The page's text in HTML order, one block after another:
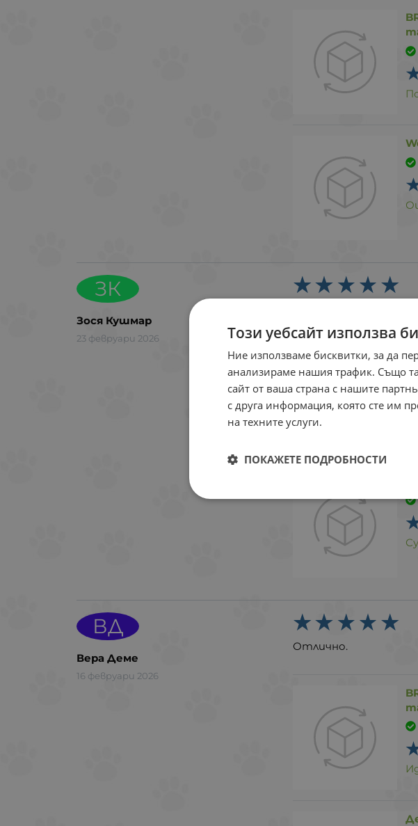
ЗК
Зося Кушмар
23 февруари 2026
ВД
Вера Деме
16 февруари 2026
Отлично.
Този уебсайт използва
Ние използваме бисквитки, за да
анализираме нашия трафик. Също
сайт от ваша страна с нашите
с друга информация, която сте им
на техните услуги.
ПОКАЖЕТЕ ПОДРОБНОСТИ